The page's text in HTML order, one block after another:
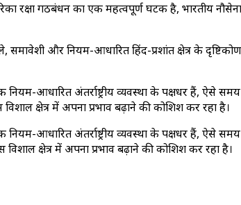
रक्षा गठबंधन का एक महत्वपूर्ण घटक है, भारतीय
समावेशी और नियम-आधारित हिंद-प्रशांत क्षेत्र के
नियम-आधारित अंतर्राष्ट्रीय व्यवस्था के पक्षधर हैं,
क्षेत्र में अपना प्रभाव बढ़ाने की कोशिश कर रहा है।
नियम-आधारित अंतर्राष्ट्रीय व्यवस्था के पक्षधर हैं,
क्षेत्र में अपना प्रभाव बढ़ाने की कोशिश कर रहा है।